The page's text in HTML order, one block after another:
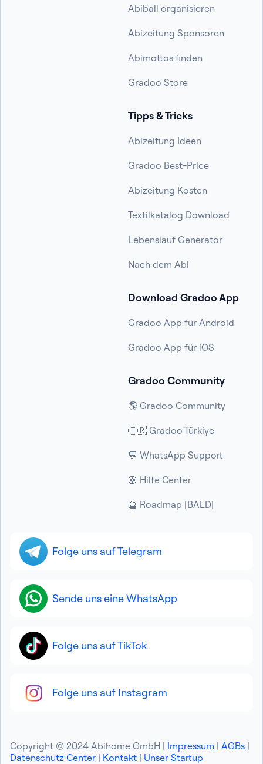
Abiball organisieren
Abizeitung Sponsoren
Abimottos finden
Gradoo Store
Download Gradoo App
Gradoo App für Android
Gradoo App für iOS
Tipps & Tricks
Abizeitung Ideen
Gradoo Best-Price
Abizeitung Kosten
Textilkatalog Download
Lebenslauf Generator
Nach dem Abi
Gradoo Community
🌎 Gradoo Community
🇹🇷 Gradoo Türkiye
💬 WhatsApp Support
🛟 Hilfe Center
🔮 Roadmap [BALD]
Folge uns auf Telegram
Sende uns eine WhatsApp
Folge uns auf TikTok
Folge uns auf Instagram
Copyright © 2024 Abihome GmbH | Impressum | AGBs |
Datenschutz Center | Kontakt | Unser Startup